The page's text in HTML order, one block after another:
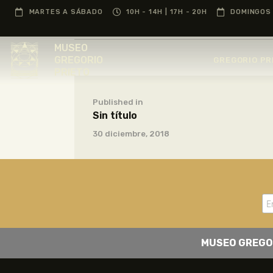
MARTES A SÁBADO 10H - 14H | 17H - 20H
MUSEO
Published in
Sin título
30 diciembre, 2018
MUSEO